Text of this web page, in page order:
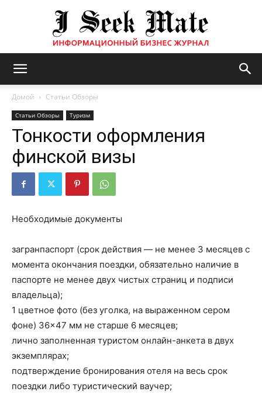
журнал
Домой Статьи Обзоры
Статьи Обзоры Туризм
Тонкости оформления
финской визы
Необходимые документы
загранпаспорт (срок действия — не менее 3 месяцев с
момента окончания поездки, обязательно наличие в
паспорте не менее двух чистых страниц и подписи
владельца);
1 цветное фото (без уголка, на выраженном сером
фоне) 36×47 мм не старше 6 месяцев;
лично заполненная туристом онлайн-анкета в двух
экземплярах;
подтверждение бронирования отеля на весь срок
поездки либо туристический ваучер;